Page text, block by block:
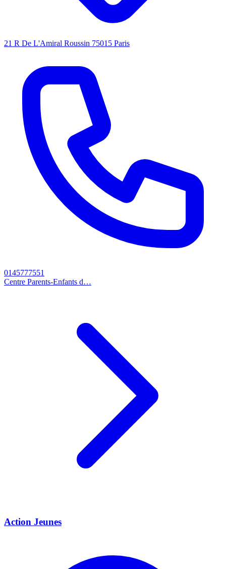
21 R De L'Amiral Roussin 75015 Paris
0145777551
Centre Parents-Enfants d…
Action Jeunes